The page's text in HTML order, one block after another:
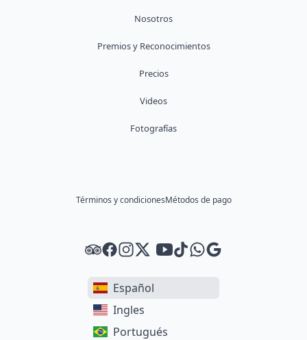
Nosotros
Premios y Reconocimientos
Precios
Videos
Fotografías
Términos y condicionesMétodos de pago
Tripadvisor
Facebook
Instagram
TwitterYoutube
TiktokWhatsApp
Google
Español
Ingles
Portugués